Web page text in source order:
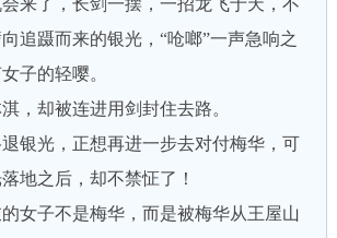
了，长剑一摆，一招龙飞于天，不
追蹑而来的银光，“呛啷”一声急响之
子的轻嘤。
却被连进用剑封住去路。
光，正想再进一步去对付梅华，可
地之后，却不禁怔了！
子不是梅华，而是被梅华从王屋山